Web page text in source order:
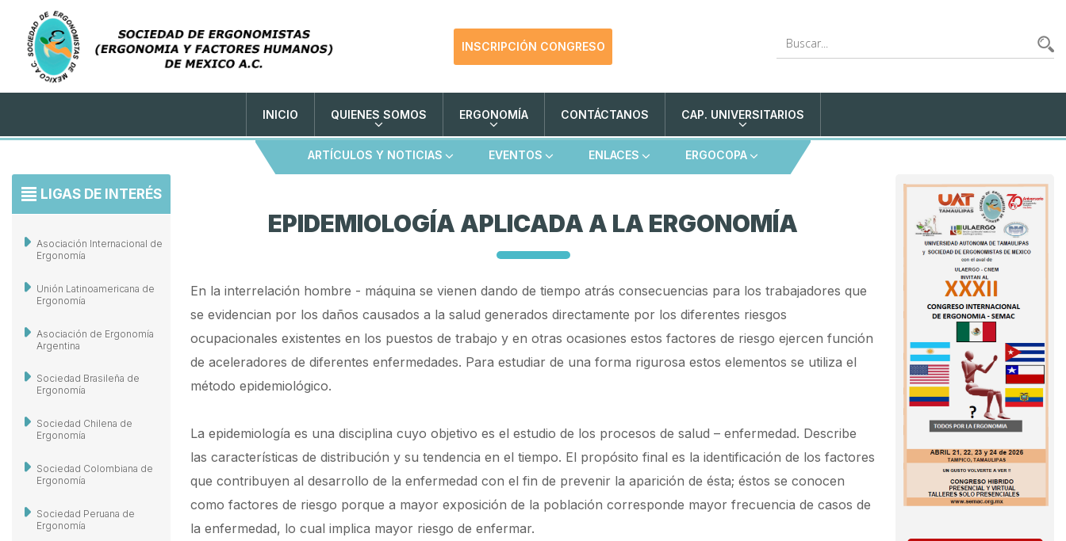
INSCRIPCIÓN CONGRESO
INICIO QUIENES SOMOS ERGONOMÍA CONTÁCTANOS CAP. UNIVERSITARIOS
ARTÍCULOS Y NOTICIAS EVENTOS ENLACES ERGOCOPA
LIGAS DE INTERÉS
Asociación Internacional de
Ergonomía
Unión Latinoamericana de
Ergonomía
Asociación de Ergonomía
Argentina
Sociedad Brasileña de
Ergonomía
Sociedad Chilena de
Ergonomía
Sociedad Colombiana de
Ergonomía
Sociedad Peruana de
Ergonomía
EPIDEMIOLOGÍA APLICADA A LA ERGONOMÍA
En la interrelación hombre - máquina se vienen dando de tiempo atrás consecuencias para los trabajadores que
se evidencian por los daños causados a la salud generados directamente por los diferentes riesgos
ocupacionales existentes en los puestos de trabajo y en otras ocasiones estos factores de riesgo ejercen función
de aceleradores de diferentes enfermedades. Para estudiar de una forma rigurosa estos elementos se utiliza el
método epidemiológico.
La epidemiología es una disciplina cuyo objetivo es el estudio de los procesos de salud – enfermedad. Describe
las características de distribución y su tendencia en el tiempo. El propósito final es la identificación de los factores
que contribuyen al desarrollo de la enfermedad con el fin de prevenir la aparición de ésta; éstos se conocen
como factores de riesgo porque a mayor exposición de la población corresponde mayor frecuencia de casos de
la enfermedad, lo cual implica mayor riesgo de enfermar.